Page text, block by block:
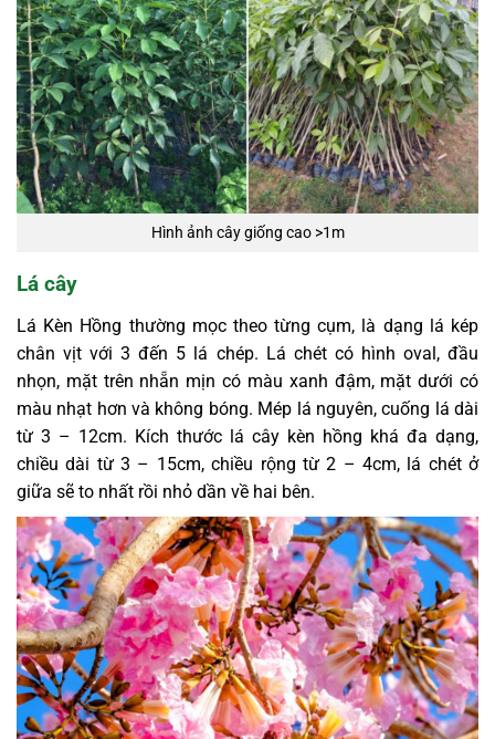
Hình ảnh cây giống cao >1m
Lá cây
Lá Kèn Hồng thường mọc theo từng cụm, là dạng lá kép
chân vịt với 3 đến 5 lá chép. Lá chét có hình oval, đầu
nhọn, mặt trên nhẵn mịn có màu xanh đậm, mặt dưới có
màu nhạt hơn và không bóng. Mép lá nguyên, cuống lá dài
từ 3 – 12cm. Kích thước lá cây kèn hồng khá đa dạng,
chiều dài từ 3 – 15cm, chiều rộng từ 2 – 4cm, lá chét ở
giữa sẽ to nhất rồi nhỏ dần về hai bên.